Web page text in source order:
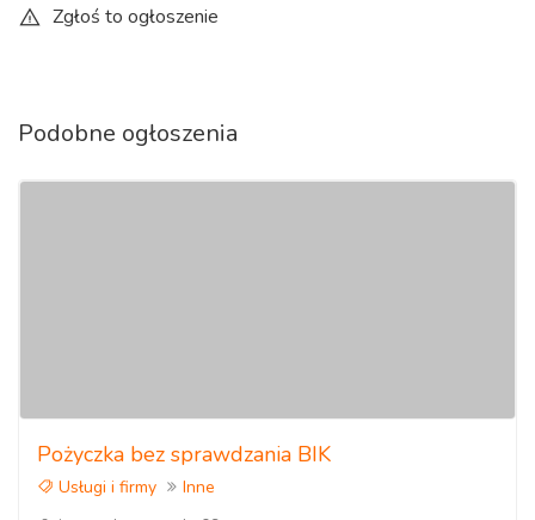
Zgłoś to ogłoszenie
Podobne ogłoszenia
Pożyczka bez sprawdzania BIK
Usługi i firmy
Inne